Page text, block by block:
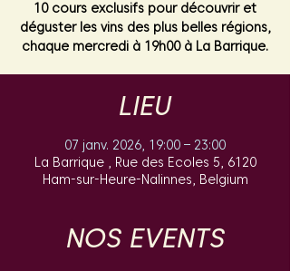
10 cours exclusifs pour découvrir et
déguster les vins des plus belles régions,
chaque mercredi à 19h00 à La Barrique.
LIEU
07 janv. 2026, 19:00 – 23:00
La Barrique , Rue des Ecoles 5, 6120
Ham-sur-Heure-Nalinnes, Belgium
NOS EVENTS